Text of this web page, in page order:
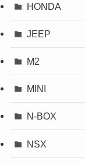
HONDA
JEEP
M2
MINI
N-BOX
NSX